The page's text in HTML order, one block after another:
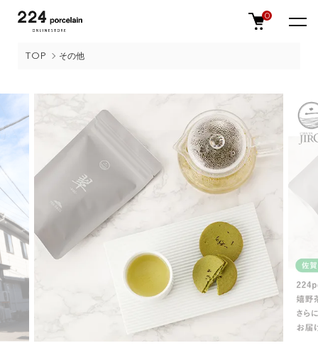
0
TOP その他